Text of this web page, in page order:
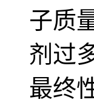
子质
剂过
最终